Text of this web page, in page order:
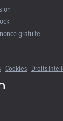
gratuite
| Cookies | Droits